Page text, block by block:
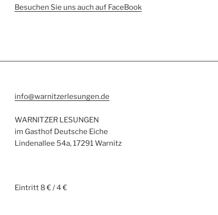
Besuchen Sie uns auch auf FaceBook
info@warnitzerlesungen.de
WARNITZER LESUNGEN
im Gasthof Deutsche Eiche
Lindenallee 54a, 17291 Warnitz
Eintritt 8 € / 4 €